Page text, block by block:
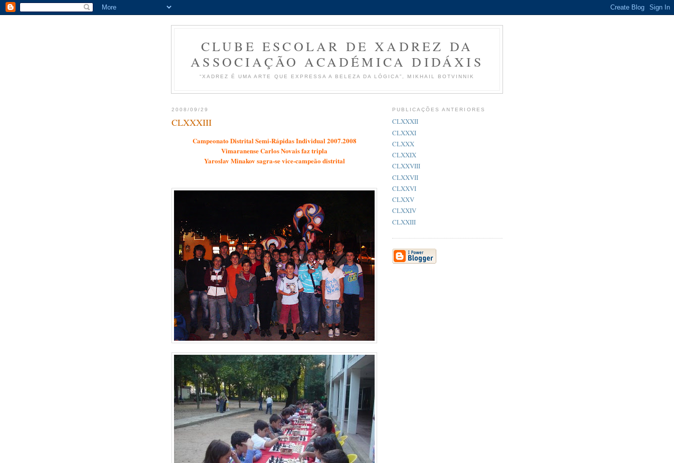
CLUBE ESCOLAR DE XADREZ DA
ASSOCIAÇÃO ACADÉMICA DIDÁXIS
“XADREZ É UMA ARTE QUE EXPRESSA A BELEZA DA LÓGICA”, MIKHAIL BOTVINNIK
2008/09/29
CLXXXIII
Campeonato Distrital Semi-Rápidas Individual 2007.2008
Vimaranense Carlos Novais faz tripla
Yaroslav Minakov sagra-se vice-campeão distrital
PUBLICAÇÕES ANTERIORES
CLXXXII
CLXXXI
CLXXX
CLXXIX
CLXXVIII
CLXXVII
CLXXVI
CLXXV
CLXXIV
CLXXIII